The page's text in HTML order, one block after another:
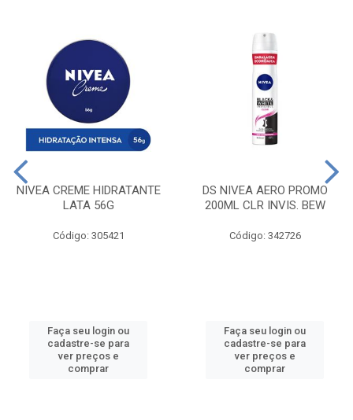
NIVEA CREME HIDRATANTE
LATA 56G
Código: 305421
Faça seu login ou
cadastre-se para
ver preços e
comprar
DS NIVEA AERO PROMO
200ML CLR INVIS. BEW
Código: 342726
Faça seu login ou
cadastre-se para
ver preços e
comprar